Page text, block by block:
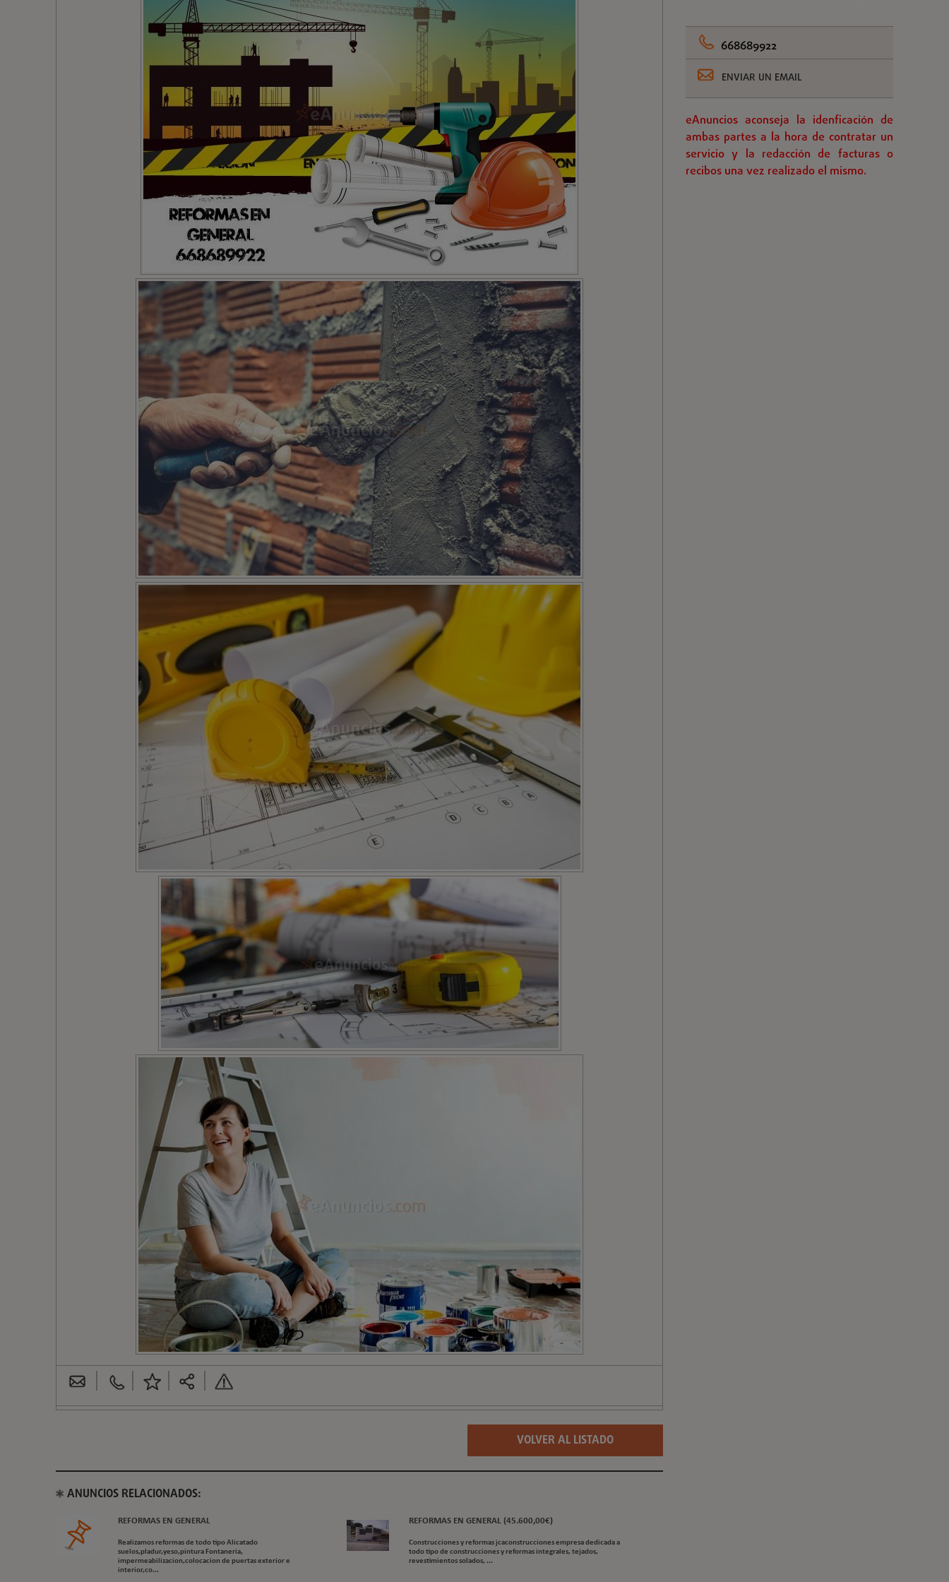
VOLVER AL LISTADO
ANUNCIOS RELACIONADOS:
REFORMAS EN GENERAL
Realizamos reformas de todo tipo Alicatado
suelos,pladur,yeso,pintura Fontaneria,
impermeabilizacion,colocacion de puertas exterior e
interior,co...
REFORMAS EN GENERAL (45.600,00€)
Construcciones y reformas jcaconstrucciones empresa dedicada a
todo tipo de construcciones y reformas integrales, tejados,
revestimientos solados, ...
668689922
ENVIAR UN EMAIL
eAnuncios aconseja la idenficación de
ambas partes a la hora de contratar un
servicio y la redacción de facturas o
recibos una vez realizado el mismo.